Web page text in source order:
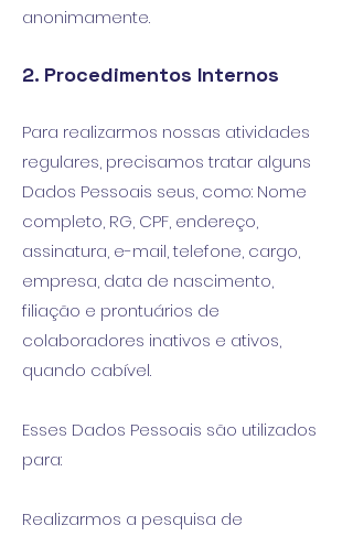
anonimamente.
2. Procedimentos Internos
Para realizarmos nossas atividades
regulares, precisamos tratar alguns
Dados Pessoais seus, como: Nome
completo, RG, CPF, endereço,
assinatura, e-mail, telefone, cargo,
empresa, data de nascimento,
filiação e prontuários de
colaboradores inativos e ativos,
quando cabível.
Esses Dados Pessoais são utilizados
para:
Realizarmos a pesquisa de